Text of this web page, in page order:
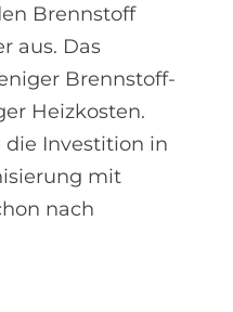
Brennstoff
aus. Das
Brenn­stoff­
Heizkosten.
die Investition in
mit
nach